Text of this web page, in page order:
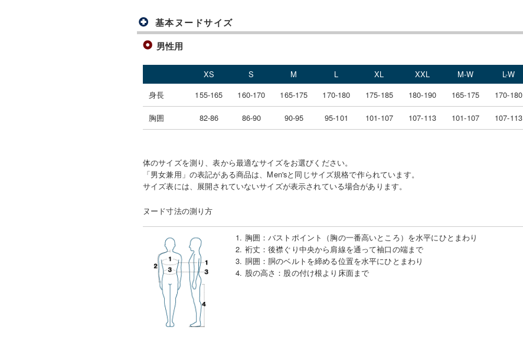
基本ヌードサイズ
男性用
XS S M L XL XXL M-W L-W
身長
155-165 160-170 165-175 170-180 175-185 180-190 165-175 170-180
胸囲 82-86 86-90 90-95 95-101 101-107 107-113 101-107 107-113
体のサイズを測り、表から最適なサイズをお選びください。
「男女兼用」の表記がある商品は、Men'sと同じサイズ規格で作られています。
サイズ表には、展開されていないサイズが表示されている場合があります。
ヌード寸法の測り方
1. 胸囲 ：バストポイント（胸の一番高いところ）を水平にひとまわり
2. 裄丈 ：後襟ぐり中央から肩線を通って袖口の端まで
3. 胴囲 ： 胴のベルトを締める位置を水平にひとまわり
4. 股の高さ ： 股の付け根より床面まで